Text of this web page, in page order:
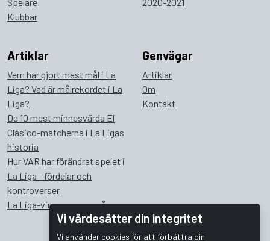
Vi värdesätter din integritet
Vi använder cookies för att förbättra din
Klubbar
Artiklar
Vem har gjort mest mål i La
Liga? Vad är målrekordet i La
Liga?
De 10 mest minnesvärda El
Clásico-matcherna i La Ligas
historia
Hur VAR har förändrat spelet i
La Liga - fördelar och
kontroverser
La Liga-vinnare genom åren
Genvägar
Artiklar
Om
Kontakt